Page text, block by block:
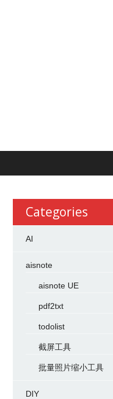
Categories
AI
aisnote
aisnote UE
pdf2txt
todolist
截屏工具
批量照片缩小工具
DIY